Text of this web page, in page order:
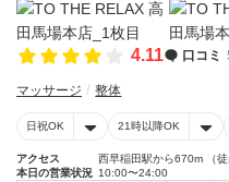
4.11 口コミ
マッサージ 整体
日祝OK 21時以降OK
アクセス
西早稲田駅から670m （徒
本日の営業状況 10:00〜24:00